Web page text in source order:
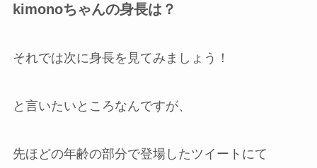
kimonoちゃんの身長は？
それでは次に身長を見てみましょう！
と言いたいところなんですが、
先ほどの年齢の部分で登場したツイートにて